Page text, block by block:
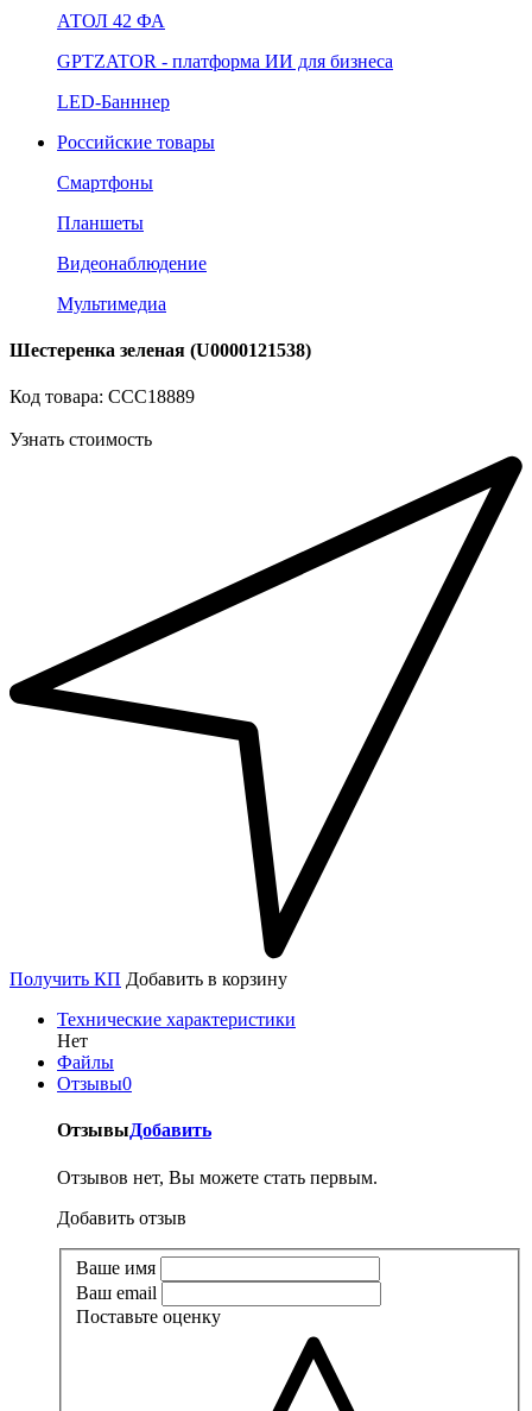
АТОЛ 42 ФА
GPTZATOR - платформа ИИ для бизнеса
LED-Банннер
Российские товары
Смартфоны
Планшеты
Видеонаблюдение
Мультимедиа
Шестеренка зеленая (U0000121538)
Код товара: ССС18889
Узнать стоимость
Получить КП Добавить в корзину
Технические характеристики
Нет
Файлы
Отзывы0
ОтзывыДобавить
Отзывов нет, Вы можете стать первым.
Добавить отзыв
Ваше имя
Ваш email
Поставьте оценку